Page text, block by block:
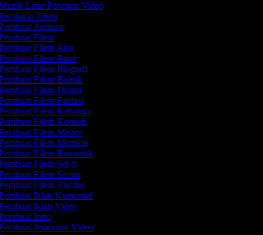
Latar Pencipta Video
Filem
Animasi
Filem
Filem Aksi
Filem Barat
Filem Biografi
Filem Biopik
Filem Drama
Filem Fantasi
Filem Keluarga
Filem Komedi
Filem Misteri
Filem Muzikal
Filem Romantik
Filem Sci-fi
Filem Seram
Filem Thriller
Iklan Komersial
Iklan Video
Intro
Jemputan Video